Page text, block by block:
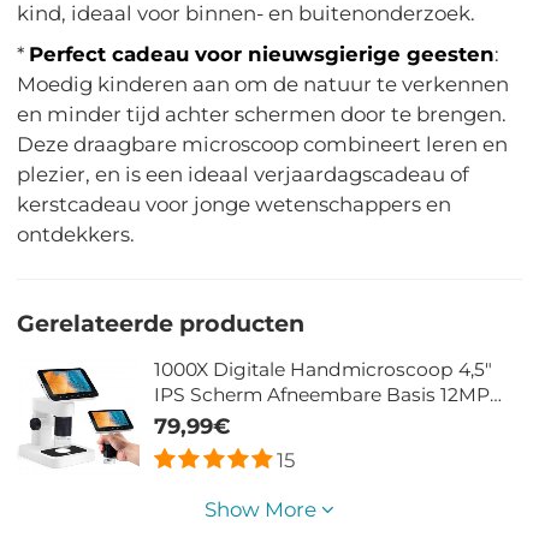
kind, ideaal voor binnen- en buitenonderzoek.
* Perfect cadeau voor nieuwsgierige geesten:
Moedig kinderen aan om de natuur te verkennen
en minder tijd achter schermen door te brengen.
Deze draagbare microscoop combineert leren en
plezier, en is een ideaal verjaardagscadeau of
kerstcadeau voor jonge wetenschappers en
ontdekkers.
Gerelateerde producten
1000X Digitale Handmicroscoop 4,5"
IPS Scherm Afneembare Basis 12MP
Foto 1080P Video
79,99€
15
Show More